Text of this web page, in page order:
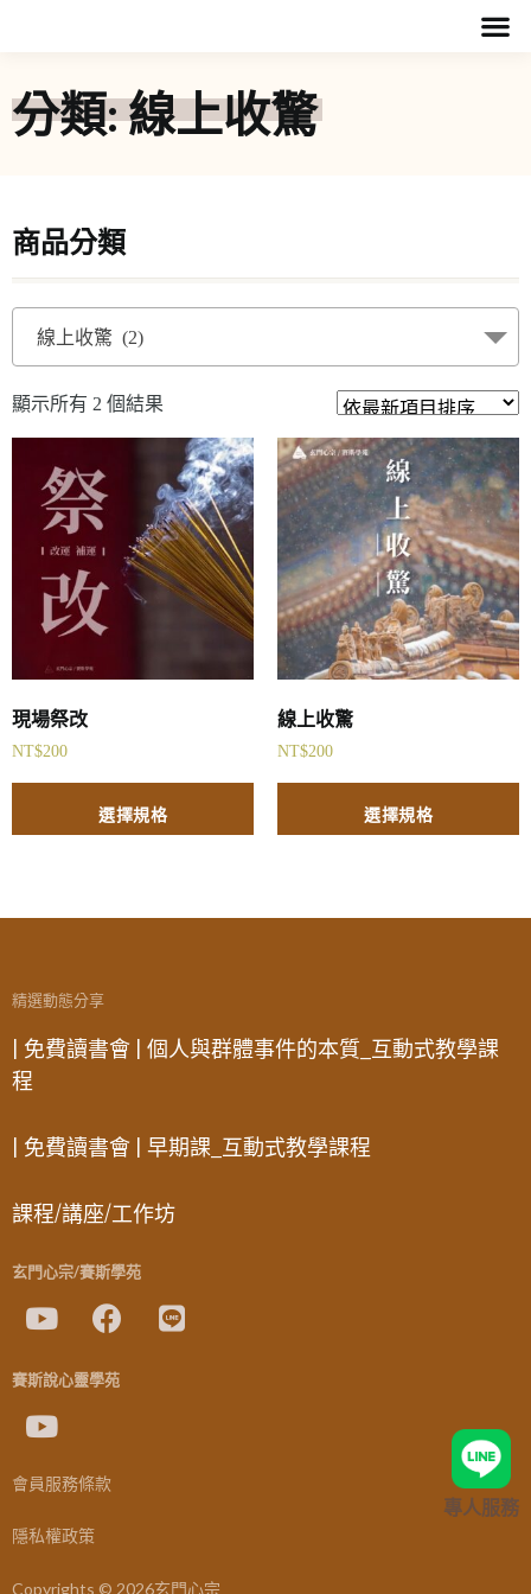
分類: 線上收驚
商品分類
線上收驚 (2)
顯示所有 2 個結果
現場祭改
NT$200
選擇規格
線上收驚
NT$200
選擇規格
精選動態分享
| 免費讀書會 | 個人與群體事件的本質_互動式教學課
程
| 免費讀書會 | 早期課_互動式教學課程
課程/講座/工作坊
玄門心宗/賽斯學苑
賽斯說心靈學苑
會員服務條款
隱私權政策
Copyrights © 2026玄門心宗
專人服務